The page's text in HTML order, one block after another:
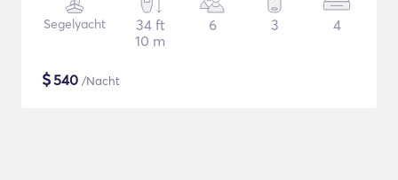
Segelyacht
34 ft
10 m
6 3 4
$540 /Nacht